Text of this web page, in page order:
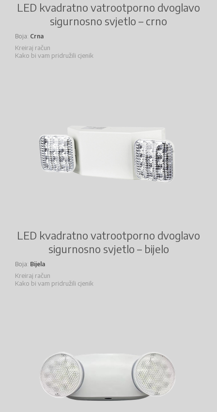
LED kvadratno vatrootporno dvoglavo
sigurnosno svjetlo – crno
Boja Crna
Kreiraj račun
Kako bi vam pridružili cjenik
LED kvadratno vatrootporno dvoglavo
sigurnosno svjetlo – bijelo
Boja Bijela
Kreiraj račun
Kako bi vam pridružili cjenik